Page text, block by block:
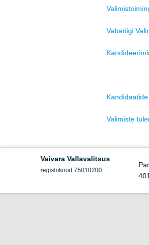
Vabariigi
Valimiste
Vaivara Vallavalitsus
registrikood 75010200